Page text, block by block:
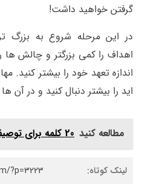
گرفتن خواهید داشت!
در این مرحله شروع به بزرگ
اهداف را کمی بزرگتر و چالش
اندازه تعهد خود را بیشتر کنید.
اید را بیشتر دنبال کنید و در آن
مطالعه کنید 20 کلمه برای توصیف مکان‌های دیدنی
لینک کوتاه: ?p=3223